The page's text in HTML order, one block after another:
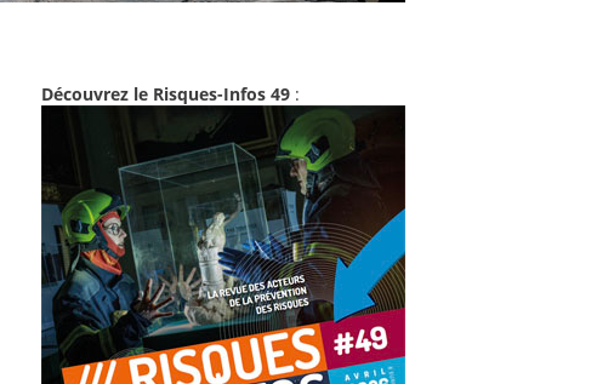
Découvrez le Risques-Infos 49 :